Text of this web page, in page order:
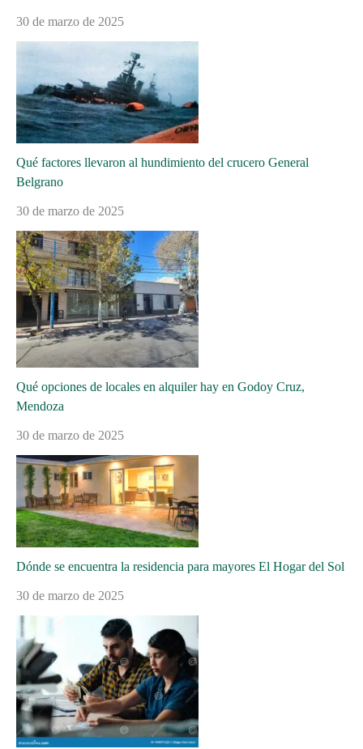
30 de marzo de 2025
Qué factores llevaron al hundimiento del crucero General
Belgrano
30 de marzo de 2025
Qué opciones de locales en alquiler hay en Godoy Cruz,
Mendoza
30 de marzo de 2025
Dónde se encuentra la residencia para mayores El Hogar del Sol
30 de marzo de 2025